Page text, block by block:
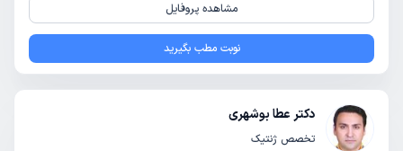
مشاهده پروفایل
نوبت مطب بگیرید
دکتر عطا بوشهری
تخصص ژنتیک